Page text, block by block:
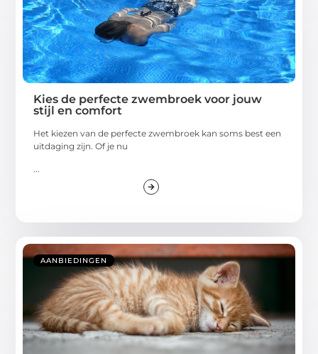
Kies de perfecte zwembroek voor jouw
stijl en comfort
Het kiezen van de perfecte zwembroek kan soms best een
uitdaging zijn. Of je nu
...
AANBIEDINGEN